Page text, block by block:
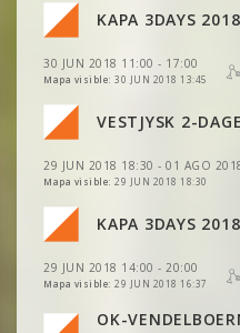
KAPA 3DAYS
30 JUN 2018 11:00 - 17:00
Mapa visible: 30 JUN 2018 13:45
VER 2DRERUN
VER 2DRERUN
VESTJYSK 2-
29 JUN 2018 18:30 - 01 AGO
Mapa visible: 29 JUN 2018 18:30
VER
VER 2DRERUN
VER 2DRERUN
VER 2DRERUN
KAPA 3DAYS
29 JUN 2018 14:00 - 20:00
Mapa visible: 29 JUN 2018 16:37
VER
VER 2DRERUN
VER 2DRERUN
VER 2DRERUN
OK-
VER 2DRERUN
VER 2DRERUN
VER 2DRERUN
VER 2DRERUN
VER 2DRERUN